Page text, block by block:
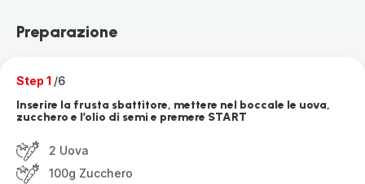
Preparazione
Step 1 /6
Inserire la frusta sbattitore, mettere nel boccale le uova,
zucchero e l’olio di semi e premere START
2 Uova
100g Zucchero